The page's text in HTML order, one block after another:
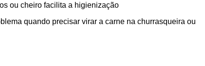
ou cheiro facilita a higienização
quando precisar virar a carne na churrasqueira ou